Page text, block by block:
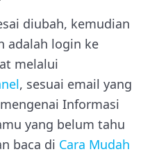
diubah, kemudian
adalah login ke
melalui
, sesuai email yang
Informasi
yang belum tahu
baca di Cara Mudah